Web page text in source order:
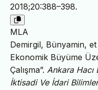
2018;20:388–398.
MLA
Demirgil, Bünyamin, et
Ekonomik Büyüme
Çalışma”. Ankara Hacı
İktisadi Ve İdari